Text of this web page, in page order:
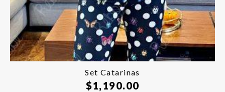
Set Catarinas
$1,190.00